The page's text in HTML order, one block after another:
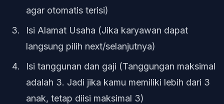
agar otomatis terisi)
Isi Alamat Usaha (Jika karyawan dapat
langsung pilih next/selanjutnya)
Isi tanggunan dan gaji (Tanggungan maksimal
adalah 3. Jadi jika kamu memiliki lebih dari 3
anak, tetap diisi maksimal 3)